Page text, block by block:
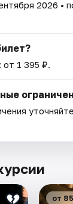
2026 •
от 1 395 ₽.
от